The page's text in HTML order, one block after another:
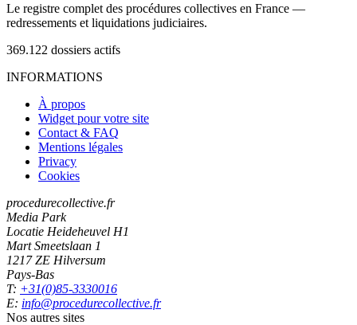
Le registre complet des procédures collectives en France —
redressements et liquidations judiciaires.
369.122 dossiers actifs
INFORMATIONS
À propos
Widget pour votre site
Contact & FAQ
Mentions légales
Privacy
Cookies
procedurecollective.fr
Media Park
Locatie Heideheuvel H1
Mart Smeetslaan 1
1217 ZE Hilversum
Pays-Bas
T: +31(0)85-3330016
E: info@procedurecollective.fr
Nos autres sites